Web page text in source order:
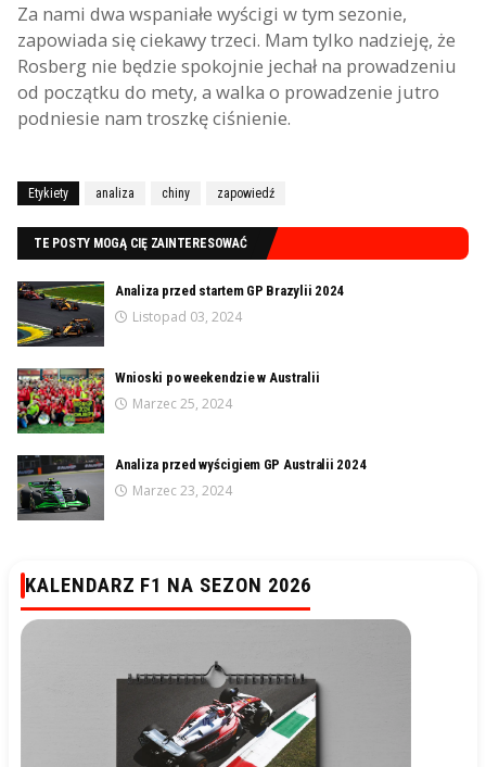
Za nami dwa wspaniałe wyścigi w tym sezonie,
zapowiada się ciekawy trzeci. Mam tylko nadzieję, że
Rosberg nie będzie spokojnie jechał na prowadzeniu
od początku do mety, a walka o prowadzenie jutro
podniesie nam troszkę ciśnienie.
Etykiety analiza chiny zapowiedź
TE POSTY MOGĄ CIĘ ZAINTERESOWAĆ
Analiza przed startem GP Brazylii 2024
Listopad 03, 2024
Wnioski po weekendzie w Australii
Marzec 25, 2024
Analiza przed wyścigiem GP Australii 2024
Marzec 23, 2024
KALENDARZ F1 NA SEZON 2026